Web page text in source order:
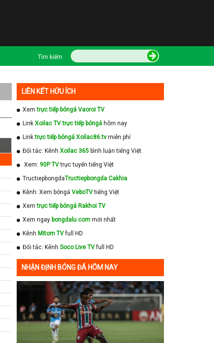
Tìm kiếm
LIÊN KẾT HỮU ÍCH
Xemtrực tiếp bóngá Vaoroi TV
Link Xoilac TV trực tiếp bóngá hôm nay
Linktrực tiếp bóngá Xoilac86.tv miễn phí
Đối tác: Kênh Xoilac 365 bình luận tiếng Việt.
Xem: 90P TVtrực tuyến tiếng Việt
TructiepbongdaTructiepbongda Cakhia
Kênh: Xem bóngá VeboTVtiếng Việt
Xemtrực tiếp bóngá Rakhoi TV
Xem ngay bongdalu com mới nhất
Kênh Mitom TVfull HD
Đối tác: Kênh Soco Live TVfull HD
NHẬN ĐỊNH BÓNG ĐÁ HÔM NAY